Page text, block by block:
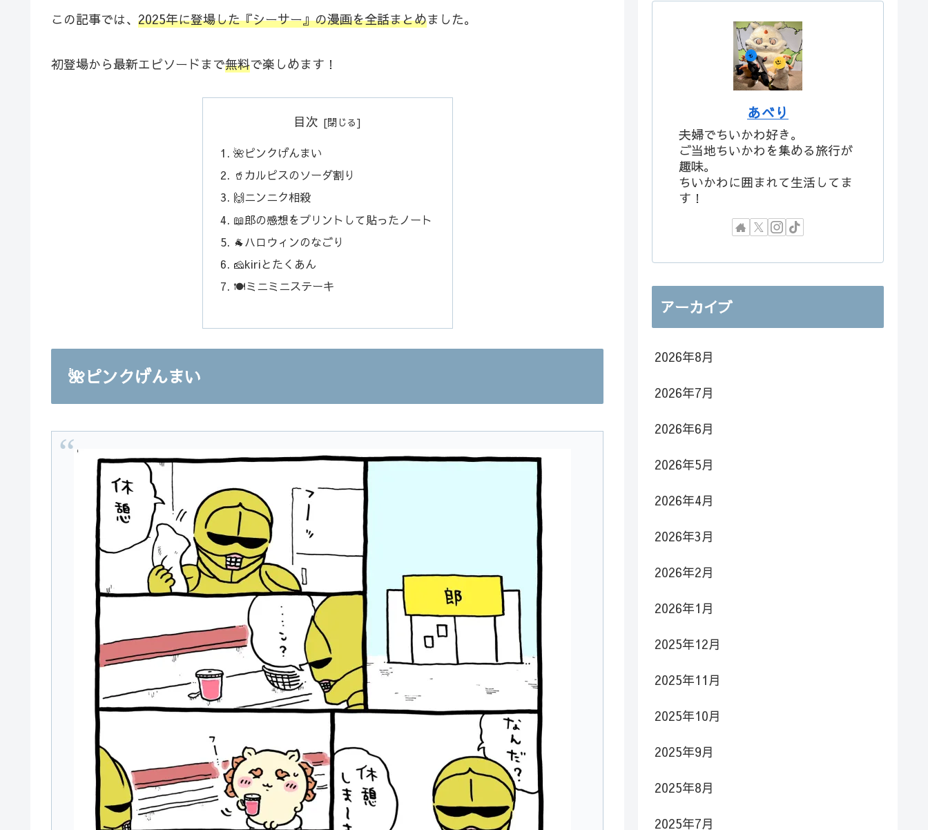
この記事では、 2025年に登場した『シーサー』の漫画を全話まとめました。
初登場から最新エピソードまで無料で楽しめます！
目次
🌺ピンクげんまい
🥤カルピスのソーダ割り
🙌ニンニク相殺
📖郎の感想をプリントして貼ったノート
🐐ハロウィンのなごり
🧀kiriとたくあん
🍽️ミニミニステーキ
🌺ピンクげんまい
あべり
夫婦でちいかわ好き。
ご当地ちいかわを集める旅行が
趣味。
ちいかわに囲まれて生活してま
す！
アーカイブ
2026年8月
2026年7月
2026年6月
2026年5月
2026年4月
2026年3月
2026年2月
2026年1月
2025年12月
2025年11月
2025年10月
2025年9月
2025年8月
2025年7月